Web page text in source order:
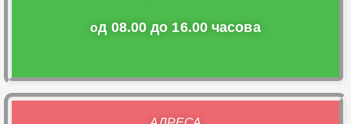
од 08.00 до 16.00 часова